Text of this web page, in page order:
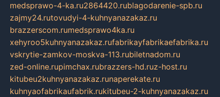
medsprawo-4-ka.ru2864420.rublagodarenie-spb.ru
zajmy24.rutovudyi-4-kuhnyanazakaz.ru
brazzerscom.rumedsprawo4ka.ru
xehyroo5kuhnyanazakaz.rufabrikayfabrikaefabrika.ru
vskrytie-zamkov-moskva-113.rubiletnadom.ru
zed-online.rupimchax.rubrazzers-hd.ruz-host.ru
kitubeu2kuhnyanazakaz.runaperekate.ru
kuhnyaofabrikaufabrik.rukitubeu-2-kuhnyanazakaz.ru